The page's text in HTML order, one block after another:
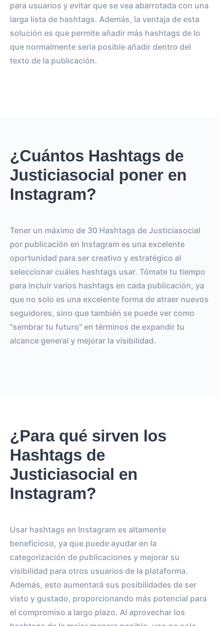
para usuarios y evitar que se vea abarrotada con una
larga lista de hashtags. Además, la ventaja de esta
solución es que permite añadir más hashtags de lo
que normalmente sería posible añadir dentro del
texto de la publicación.
¿Cuántos Hashtags de
Justiciasocial poner en
Instagram?
Tener un máximo de 30 Hashtags de Justiciasocial
por publicación en Instagram es una excelente
oportunidad para ser creativo y estratégico al
seleccionar cuáles hashtags usar. Tómate tu tiempo
para incluir varios hashtags en cada publicación, ya
que no solo es una excelente forma de atraer nuevos
seguidores, sino que también se puede ver como
"sembrar tu futuro" en términos de expandir tu
alcance general y mejorar la visibilidad.
¿Para qué sirven los
Hashtags de
Justiciasocial en
Instagram?
Usar hashtags en Instagram es altamente
beneficioso, ya que puede ayudar en la
categorización de publicaciones y mejorar su
visibilidad para otros usuarios de la plataforma.
Además, esto aumentará sus posibilidades de ser
visto y gustado, proporcionando más potencial para
el compromiso a largo plazo. Al aprovechar los